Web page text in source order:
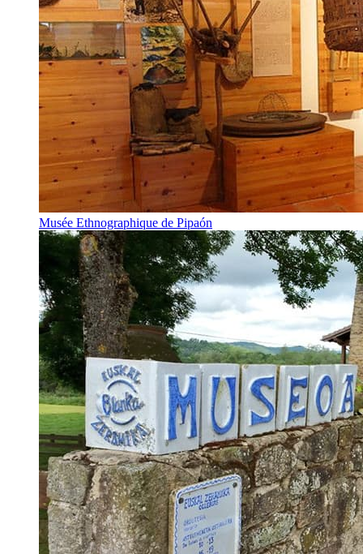
Musée Ethnographique de Pipaón